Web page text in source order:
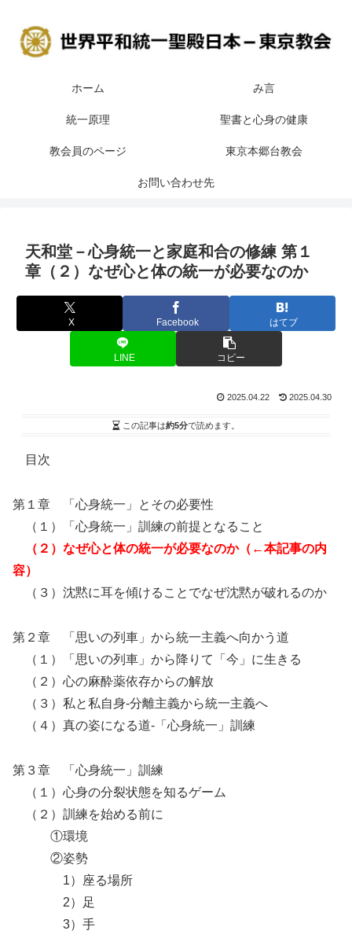
ホーム み言
統一原理 聖書と心身の健康
教会員のページ 東京本郷台教会
お問い合わせ先
天和堂－心身統一と家庭和合の修練 第１
章（２）なぜ心と体の統一が必要なのか
X Facebook はてブ
LINE コピー
2025.04.22 2025.04.30
この記事は約5分で読めます。
目次
第１章 「心身統一」とその必要性
（１）「心身統一」訓練の前提となること
（２）なぜ心と体の統一が必要なのか（←本記事の内
容）
（３）沈黙に耳を傾けることでなぜ沈黙が破れるのか
第２章 「思いの列車」から統一主義へ向かう道
（１）「思いの列車」から降りて「今」に生きる
（２）心の麻酔薬依存からの解放
（３）私と私自身-分離主義から統一主義へ
（４）真の姿になる道-「心身統一」訓練
第３章 「心身統一」訓練
（１）心身の分裂状態を知るゲーム
（２）訓練を始める前に
①環境
②姿勢
1）座る場所
2）足
3）手